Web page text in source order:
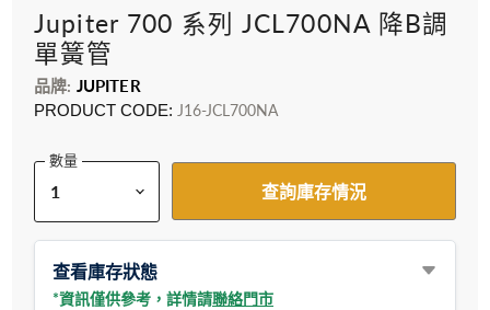
Jupiter 700 系列 JCL700NA 降B調
單簧管
品牌: JUPITER
PRODUCT CODE: J16-JCL700NA
數量
查詢庫存情況
查看庫存狀態
*資訊僅供參考，詳情請聯絡門市